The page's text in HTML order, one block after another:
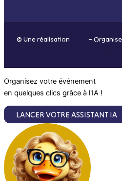
© Une réalisation –
Organisez votre événement
en quelques clics grâce à l'IA !
LANCER VOTRE ASSISTANT IA